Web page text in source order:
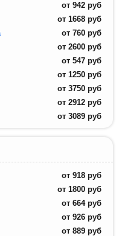
от 942 руб
от 1668 руб
от 760 руб
от 2600 руб
от 547 руб
от 1250 руб
от 3750 руб
от 2912 руб
от 3089 руб
от 918 руб
от 1800 руб
от 664 руб
от 926 руб
от 889 руб